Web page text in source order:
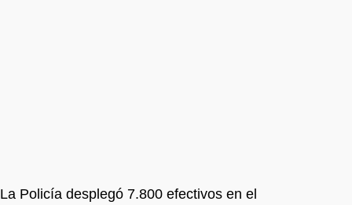
La Policía desplegó 7.800 efectivos en el